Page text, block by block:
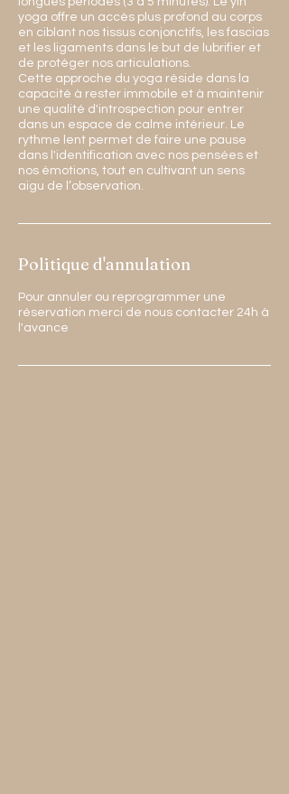
yoga offre un accès plus profond au corps
en ciblant nos tissus conjonctifs, les fascias
et les ligaments dans le but de lubrifier et
de protéger nos articulations.
Cette approche du yoga réside dans la
capacité à rester immobile et à maintenir
une qualité d'introspection pour entrer
dans un espace de calme intérieur. Le
rythme lent permet de faire une pause
dans l'identification avec nos pensées et
nos émotions, tout en cultivant un sens
aigu de l’observation.
Politique d'annulation
Pour annuler ou reprogrammer une
réservation merci de nous contacter 24h à
l'avance